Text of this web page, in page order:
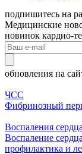
подпишитесь на
Медицинские
новинок кардио-
обновления на
ЧСС
Фибринозный
Воспаления сердца
Воспаление
профилактика и